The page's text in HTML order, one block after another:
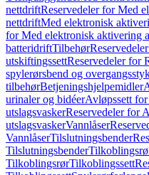
nettdriftReservedeler for Med
nettdriftMed elektronisk
for Med elektronisk aktivering
batteridriftTilbehør
utskiftingssettReservedeler for
spylerørsbend og
tilbehørBetjeningshjelpemidler
urinaler og bidéerAvløpssett
utslagsvaskerReservedeler for
utslagsvaskerVannlåser
VannlåserTilslutningsbender
Tilslutningsbender
TilkoblingsrørTilkoblingssett